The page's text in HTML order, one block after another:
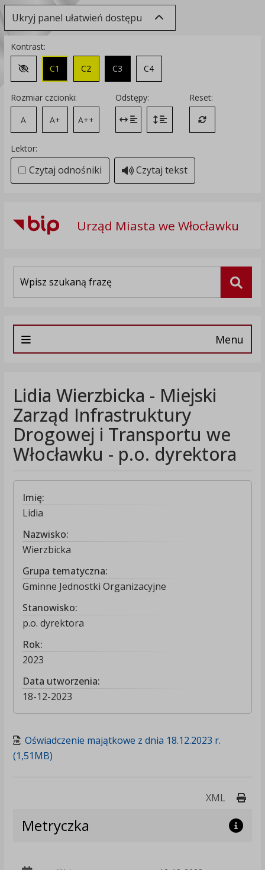
Ukryj panel ułatwień dostępu
Kontrast:
Zmień kontrast na domyślny
C1 C2 C3 C4
Rozmiar czcionki:
A
A+ A++
Odstępy:
Zmień odstęp między literami
Zmień interlinię i margines
Reset:
Przywróć
Lektor:
Czytaj odnośniki Czytaj tekst
Urząd Miasta we Włocławku
Menu
Lidia Wierzbicka - Miejski
Zarząd Infrastruktury
Drogowej i Transportu we
Włocławku - p.o. dyrektora
Imię:
Lidia
Nazwisko:
Wierzbicka
Grupa tematyczna:
Gminne Jednostki Organizacyjne
Stanowisko:
p.o. dyrektora
Rok:
2023
Data utworzenia:
18-12-2023
Oświadczenie majątkowe z dnia 18.12.2023 r.
(1,51MB)
XML
Metryczka